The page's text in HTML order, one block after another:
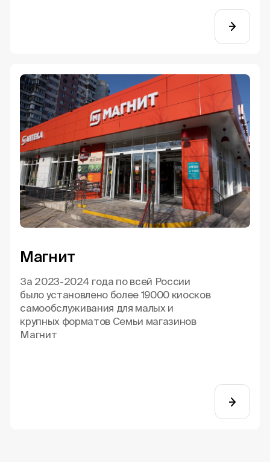
Магнит
За 2023-2024 года по всей России
было установлено более 19000 киосков
самообслуживания для малых и
крупных форматов Семьи магазинов
Магнит